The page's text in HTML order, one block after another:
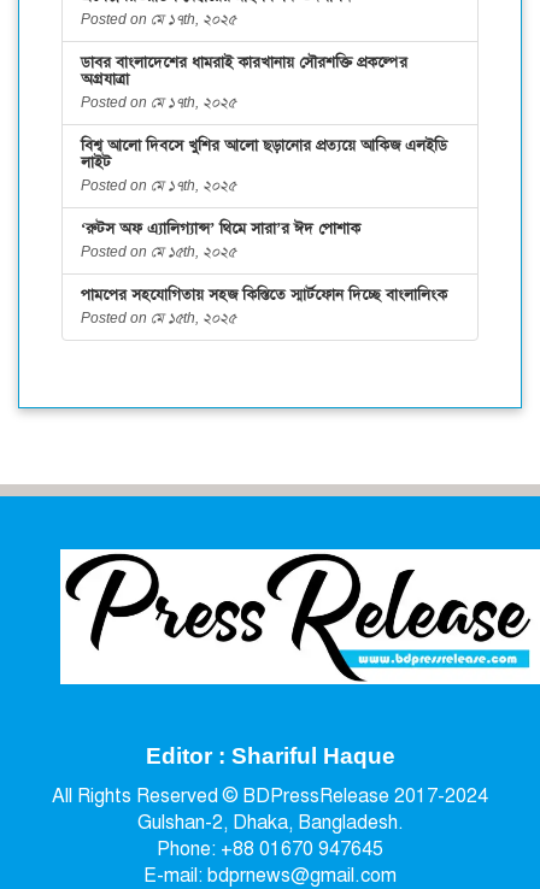
Posted on মে ১৭th, ২০২৫
ডাবর বাংলাদেশের ধামরাই কারখানায় সৌরশক্তি প্রকল্পের
অগ্রযাত্রা
Posted on মে ১৭th, ২০২৫
বিশ্ব আলো দিবসে খুশির আলো ছড়ানোর প্রত্যয়ে আকিজ এলইডি
লাইট
Posted on মে ১৭th, ২০২৫
‘রুটস অফ এ্যালিগ্যান্স’ থিমে সারা’র ঈদ পোশাক
Posted on মে ১৫th, ২০২৫
পামপের সহযোগিতায় সহজ কিস্তিতে স্মার্টফোন দিচ্ছে বাংলালিংক
Posted on মে ১৫th, ২০২৫
Editor : Shariful Haque
All Rights Reserved © BDPressRelease 2017-2024
Gulshan-2, Dhaka, Bangladesh.
Phone: +88 01670 947645
E-mail: bdprnews@gmail.com